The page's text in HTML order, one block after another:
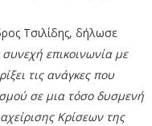
Τσιλίδης, δήλωσε
επικοινωνία με
τις ανάγκες που
σε μια τόσο δυσμενή
Κρίσεων της